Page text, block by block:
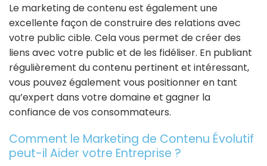
Le marketing de contenu est également une
excellente façon de construire des relations avec
votre public cible. Cela vous permet de créer des
liens avec votre public et de les fidéliser. En publiant
régulièrement du contenu pertinent et intéressant,
vous pouvez également vous positionner en tant
qu’expert dans votre domaine et gagner la
confiance de vos consommateurs.
Comment le Marketing de Contenu Évolutif
peut-il Aider votre Entreprise ?